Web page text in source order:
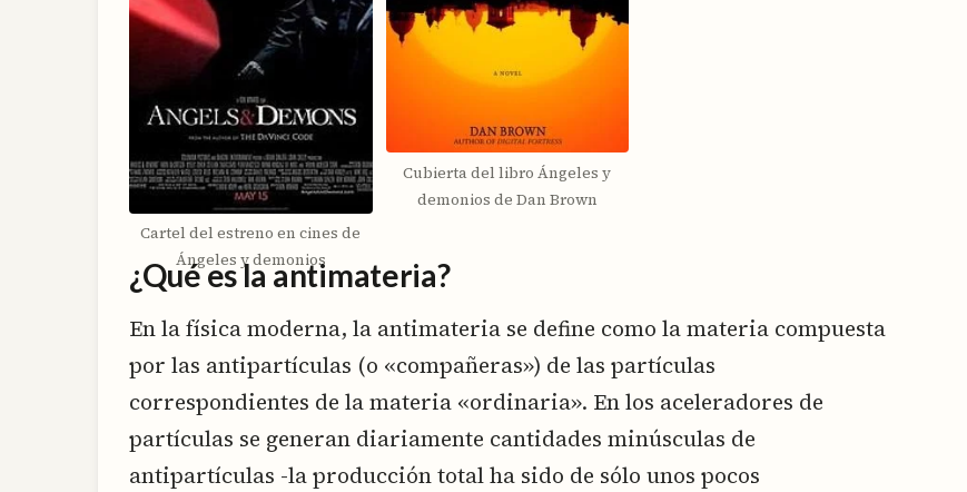
Cartel del estreno en cines de
Ángeles y demonios
Cubierta del libro Ángeles y
demonios de Dan Brown
¿Qué es la antimateria?
En la física moderna, la antimateria se define como la materia compuesta
por las antipartículas (o «compañeras») de las partículas
correspondientes de la materia «ordinaria». En los aceleradores de
partículas se generan diariamente cantidades minúsculas de
antipartículas -la producción total ha sido de sólo unos pocos